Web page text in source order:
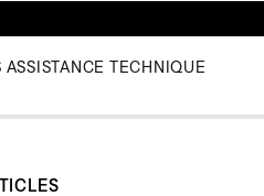
ASSISTANCE TECHNIQUE